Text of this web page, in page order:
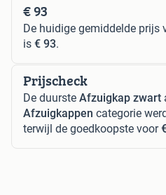
€ 93
De huidige gemiddelde prijs
is € 93.
Prijscheck
De duurste Afzuigkap zwart
Afzuigkappen categorie
terwijl de goedkoopste voor